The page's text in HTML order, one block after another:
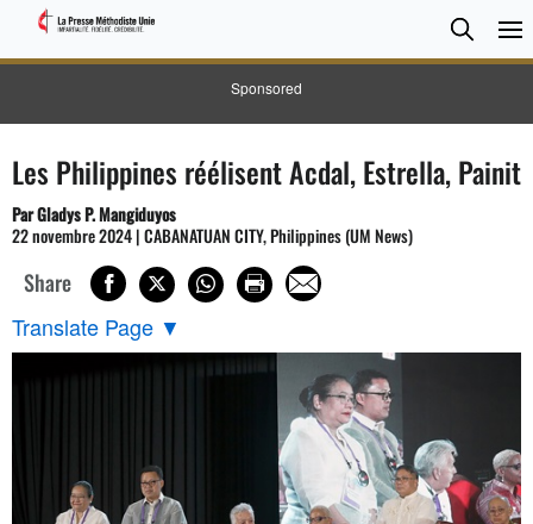
Sponsored
Search
Les Philippines réélisent Acdal, Estrella, Painit
Par Gladys P. Mangiduyos
22 novembre 2024 | CABANATUAN CITY, Philippines (UM News)
Share
Translate Page ▼